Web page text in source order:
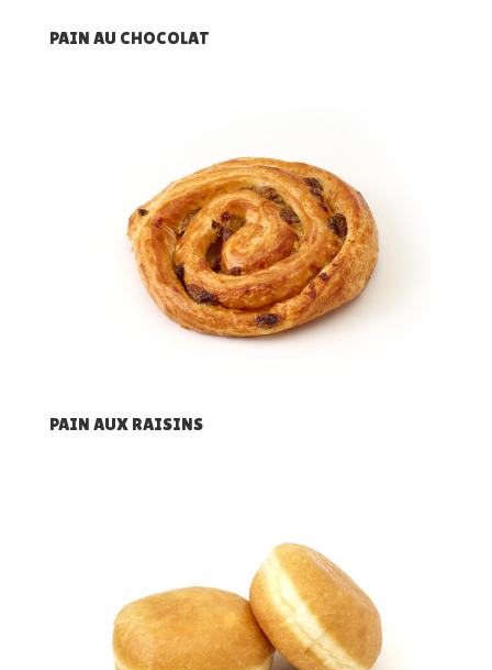
PAIN AU CHOCOLAT
PAIN AUX RAISINS